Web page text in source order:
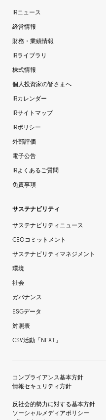
IRニュース
経営情報
財務・業績情報
IRライブラリ
株式情報
個人投資家の皆さまへ
IRカレンダー
IRサイトマップ
IRポリシー
外部評価
電子公告
IRよくあるご質問
免責事項
サステナビリティ
サステナビリティニュース
CEOコミットメント
サステナビリティマネジメント
環境
社会
ガバナンス
ESGデータ
対照表
CSV活動「NEXT」
コンプライアンス基本方針
情報セキュリティ方針
反社会的勢力に対する基本方針
ソーシャルメディアポリシー